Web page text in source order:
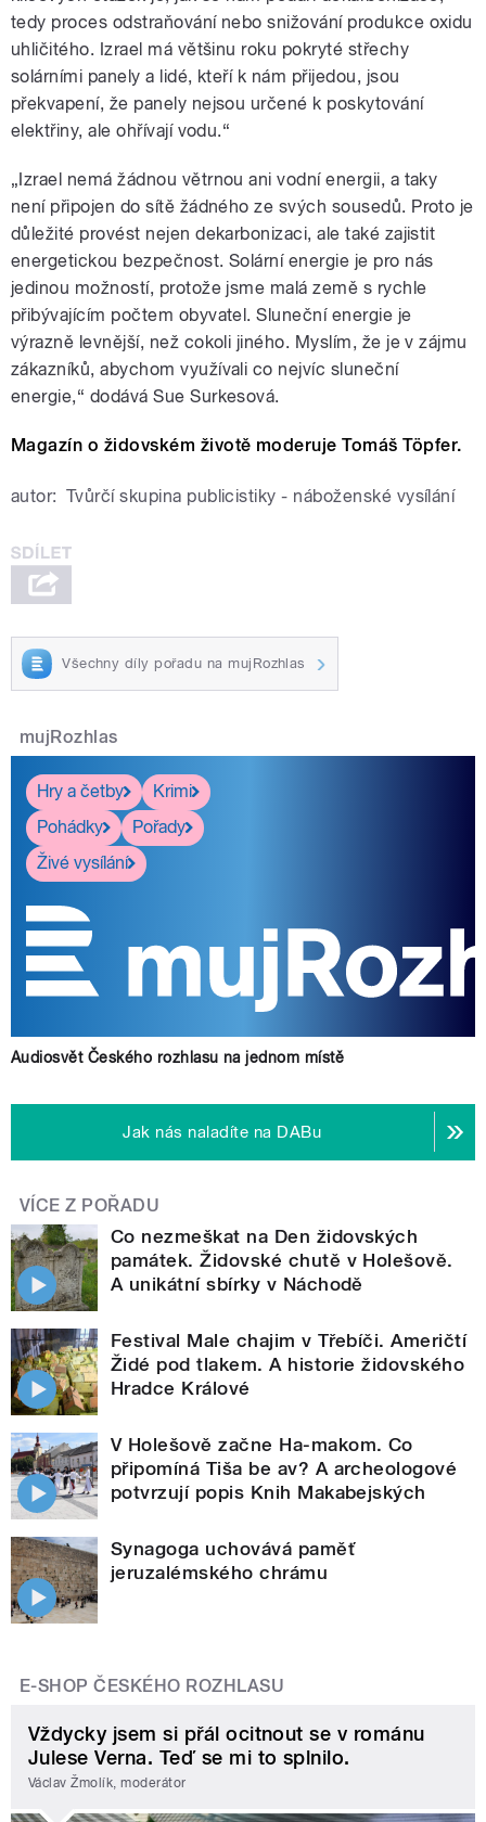
tedy proces odstraňování nebo snižování produkce oxidu
uhličitého. Izrael má většinu roku pokryté střechy
solárními panely a lidé, kteří k nám přijedou, jsou
překvapení, že panely nejsou určené k poskytování
elektřiny, ale ohřívají vodu.“
„Izrael nemá žádnou větrnou ani vodní energii, a taky
není připojen do sítě žádného ze svých sousedů. Proto je
důležité provést nejen dekarbonizaci, ale také zajistit
energetickou bezpečnost. Solární energie je pro nás
jedinou možností, protože jsme malá země s rychle
přibývajícím počtem obyvatel. Slunečníenergie je
výrazně levnější, než cokoli jiného. Myslím, že je v zájmu
zákazníků, abychom využívali co nejvíc sluneční
energie,“ dodává Sue Surkesová.
Magazín o židovském životě moderuje Tomáš Töpfer.
autor: Tvůrčí skupina publicistiky - náboženské vysílání
Všechny díly pořadu na mujRozhlas
mujRozhlas
Hry a četby
Krimi
Pohádky
Pořady
Živé vysílání
Audiosvět Českého rozhlasu na jednom místě
Jak nás naladíte na DABu
VÍCE Z POŘADU
Co nezmeškat na Den židovských
památek. Židovské chutě v Holešově.
A unikátní sbírky v Náchodě
Festival Male chajim v Třebíči. Američtí
Židé pod tlakem. A historie židovského
Hradce Králové
V Holešově začne Ha-makom. Co
připomíná Tiša be av? A archeologové
potvrzují popis Knih Makabejských
Synagoga uchovává paměť
jeruzalémského chrámu
E-SHOP ČESKÉHO ROZHLASU
Vždycky jsem si přál ocitnout se v románu
Julese Verna. Teď se mi to splnilo.
Václav Žmolík, moderátor